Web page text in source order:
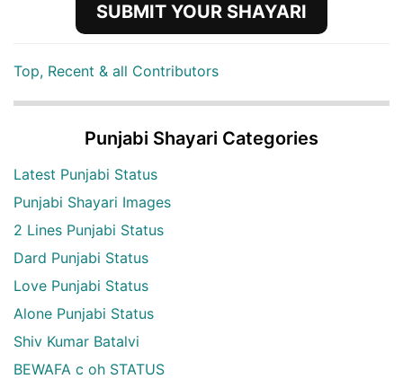
SUBMIT YOUR SHAYARI
Top, Recent & all Contributors
Punjabi Shayari Categories
Latest Punjabi Status
Punjabi Shayari Images
2 Lines Punjabi Status
Dard Punjabi Status
Love Punjabi Status
Alone Punjabi Status
Shiv Kumar Batalvi
BEWAFA c oh STATUS